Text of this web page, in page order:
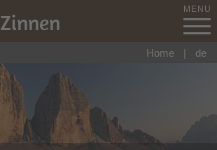
Zinnen MENU
Home | de